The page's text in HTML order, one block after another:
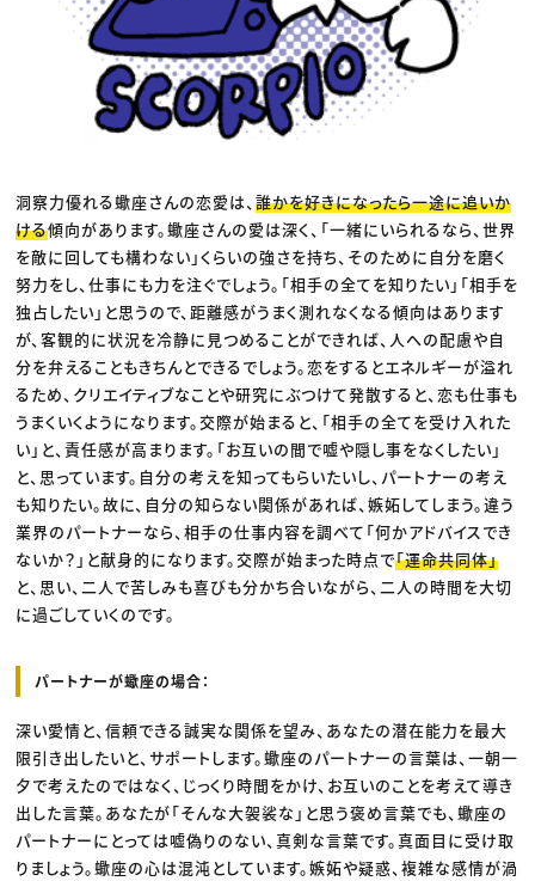
洞察力優れる蠍座さんの恋愛は、誰かを好きになったら一途に追いか
ける傾向があります。蠍座さんの愛は深く、「一緒にいられるなら、世界
を敵に回しても構わない」くらいの強さを持ち、そのために自分を磨く
努力をし、仕事にも力を注ぐでしょう。「相手の全てを知りたい」「相手を
独占したい」と思うので、距離感がうまく測れなくなる傾向はあります
が、客観的に状況を冷静に見つめることができれば、人への配慮や自
分を弁えることもきちんとできるでしょう。恋をするとエネルギーが溢れ
るため、クリエイティブなことや研究にぶつけて発散すると、恋も仕事も
うまくいくようになります。交際が始まると、「相手の全てを受け入れた
い」と、責任感が高まります。「お互いの間で嘘や隠し事をなくしたい」
と、思っています。自分の考えを知ってもらいたいし、パートナーの考え
も知りたい。故に、自分の知らない関係があれば、嫉妬してしまう。違う
業界のパートナーなら、相手の仕事内容を調べて「何かアドバイスでき
ないか？」と献身的になります。交際が始まった時点で「運命共同体」
と、思い、二人で苦しみも喜びも分かち合いながら、二人の時間を大切
に過ごしていくのです。
パートナーが蠍座の場合：
深い愛情と、信頼できる誠実な関係を望み、あなたの潜在能力を最大
限引き出したいと、サポートします。蠍座のパートナーの言葉は、一朝一
夕で考えたのではなく、じっくり時間をかけ、お互いのことを考えて導き
出した言葉。あなたが「そんな大袈裟な」と思う褒め言葉でも、蠍座の
パートナーにとっては嘘偽りのない、真剣な言葉です。真面目に受け取
りましょう。蠍座の心は混沌としています。嫉妬や疑惑、複雑な感情が渦